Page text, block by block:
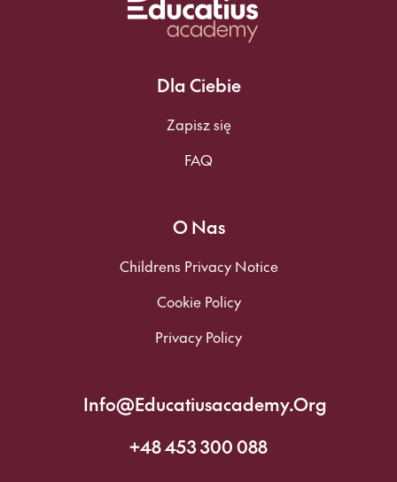
Dla Ciebie
Zapisz się
FAQ
O Nas
Childrens Privacy Notice
Cookie Policy
Privacy Policy
Info@educatiusacademy.org
+48 453 300 088